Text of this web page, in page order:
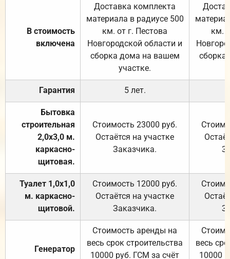
В стоимость
включена
Доставка комплекта
материала в радиусе 500
км. от г. Пестова
Новгородской области и
сборка дома на вашем
участке.
км.
Гарантия 5 лет.
Бытовка
строительная
2,0х3,0 м.
каркасно-
щитовая.
Стоимость 23000 руб.
Остаётся на участке
Заказчика.
Туалет 1,0х1,0
м. каркасно-
щитовой.
Стоимость 12000 руб.
Остаётся на участке
Заказчика.
Генератор
Стоимость аренды на
весь срок строительства
10000 руб. ГСМ за счёт
весь
10000